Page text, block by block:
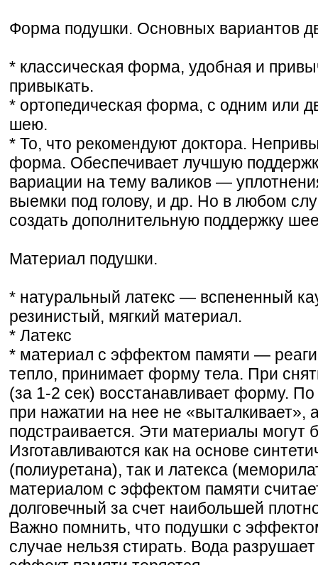
Форма подушки. Основных вариантов
* классическая форма, удобная и
привыкать.
* ортопедическая форма, с одним или
шею.
* То, что рекомендуют доктора.
форма. Обеспечивает лучшую
вариации на тему валиков —
выемки под голову, и др. Но в любом
создать дополнительную поддержку
Материал подушки.
* натуральный латекс — вспененный
резинистый, мягкий материал.
* Латекс
* материал с эффектом памяти —
тепло, принимает форму тела. При
(за 1-2 сек) восстанавливает форму.
при нажатии на нее не «выталкивает»,
подстраивается. Эти материалы могут
Изготавливаются как на основе
(полиуретана), так и латекса
материалом с эффектом памяти
долговечный за счет наибольшей
Важно помнить, что подушки с
случае нельзя стирать. Вода